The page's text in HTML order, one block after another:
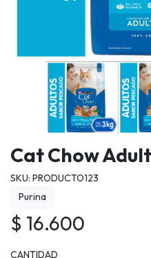
Cat Chow
SKU: PRODUCTO123
Purina
$ 16.600
CANTIDAD